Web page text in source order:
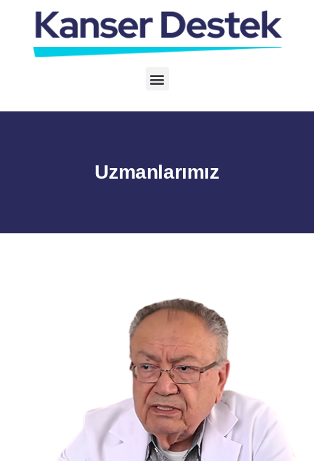
Uzmanlarımız